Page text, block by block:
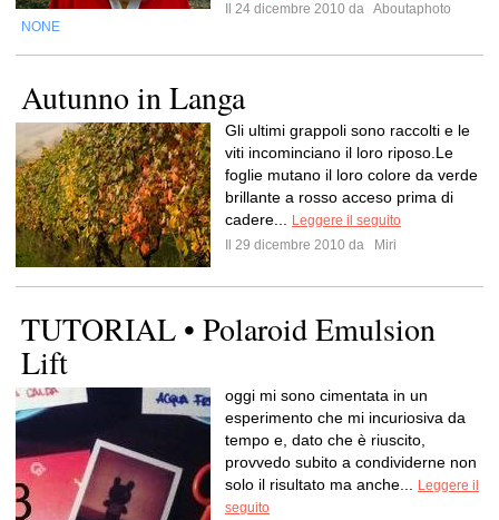
Il 24 dicembre 2010 da Aboutaphoto
NONE
Autunno in Langa
Gli ultimi grappoli sono raccolti e le
viti incominciano il loro riposo.Le
foglie mutano il loro colore da verde
brillante a rosso acceso prima di
cadere...
Leggere il seguito
Il 29 dicembre 2010 da
Miri
TUTORIAL • Polaroid Emulsion
Lift
oggi mi sono cimentata in un
esperimento che mi incuriosiva da
tempo e, dato che è riuscito,
provvedo subito a condividerne non
solo il risultato ma anche...
Leggere il
seguito